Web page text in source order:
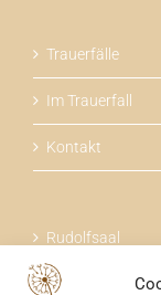
Trauerfälle
Im Trauerfall
Kontakt
Rudolfsaal
Über uns